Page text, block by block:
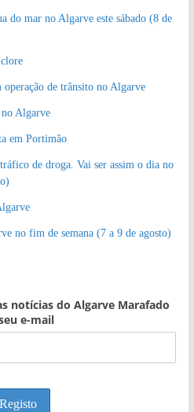
do mar no Algarve este sábado (8 de
de trânsito no Algarve
Algarve
em Portimão
de droga. Vai ser assim o dia no
no fim de semana (7 a 9 de agosto)
notícias do Algarve Marafado
e-mail